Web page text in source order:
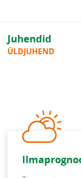
Juhendid
ÜLDJUHEND